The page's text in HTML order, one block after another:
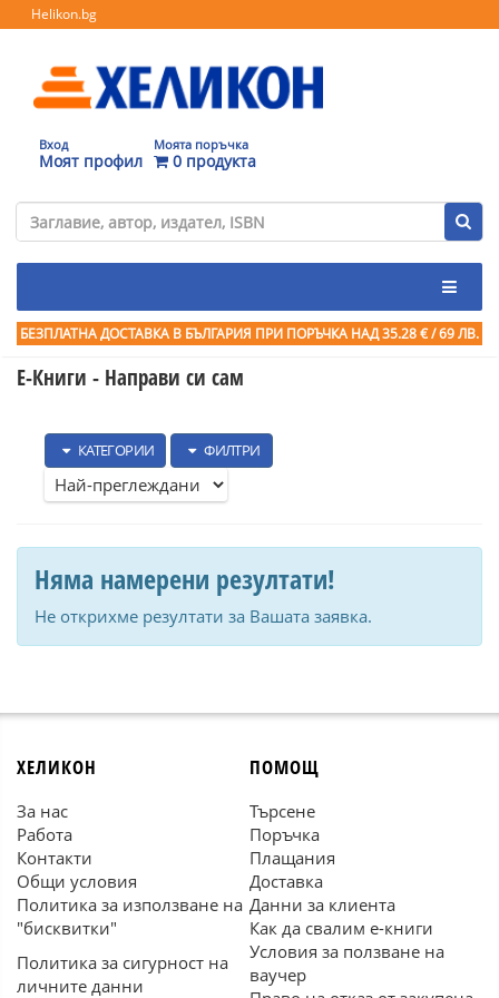
Helikon.bg
Вход
Моят профил
Моята поръчка
0 продукта
БЕЗПЛАТНА ДОСТАВКА В БЪЛГАРИЯ ПРИ ПОРЪЧКА НАД 35.28 € / 69 ЛВ.
Е-Книги - Направи си сам
КАТЕГОРИИ ФИЛТРИ
Няма намерени резултати!
Не открихме резултати за Вашата заявка.
ХЕЛИКОН
За нас
Работа
Контакти
Общи условия
Политика за използване на
"бисквитки"
Политика за сигурност на
личните данни
ПОМОЩ
Търсене
Поръчка
Плащания
Доставка
Данни за клиента
Как да свалим е-книги
Условия за ползване на
ваучер